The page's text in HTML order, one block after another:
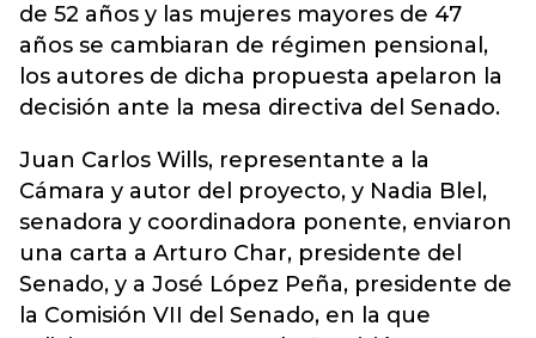
de 52 años y las mujeres mayores de 47
años se cambiaran de régimen pensional,
los autores de dicha propuesta apelaron la
decisión ante la mesa directiva del Senado.
Juan Carlos Wills, representante a la
Cámara y autor del proyecto, y Nadia Blel,
senadora y coordinadora ponente, enviaron
una carta a Arturo Char, presidente del
Senado, y a José López Peña, presidente de
la Comisión VII del Senado, en la que